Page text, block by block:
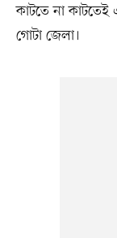
কাটতে না কাটতেই
গোটা জেলা।